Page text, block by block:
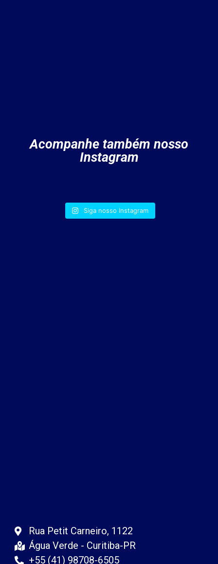
Acompanhe também nosso
Instagram
Siga nosso Instagram
Rua Petit Carneiro, 1122
Água Verde - Curitiba-PR
+55 (41) 98708-6505